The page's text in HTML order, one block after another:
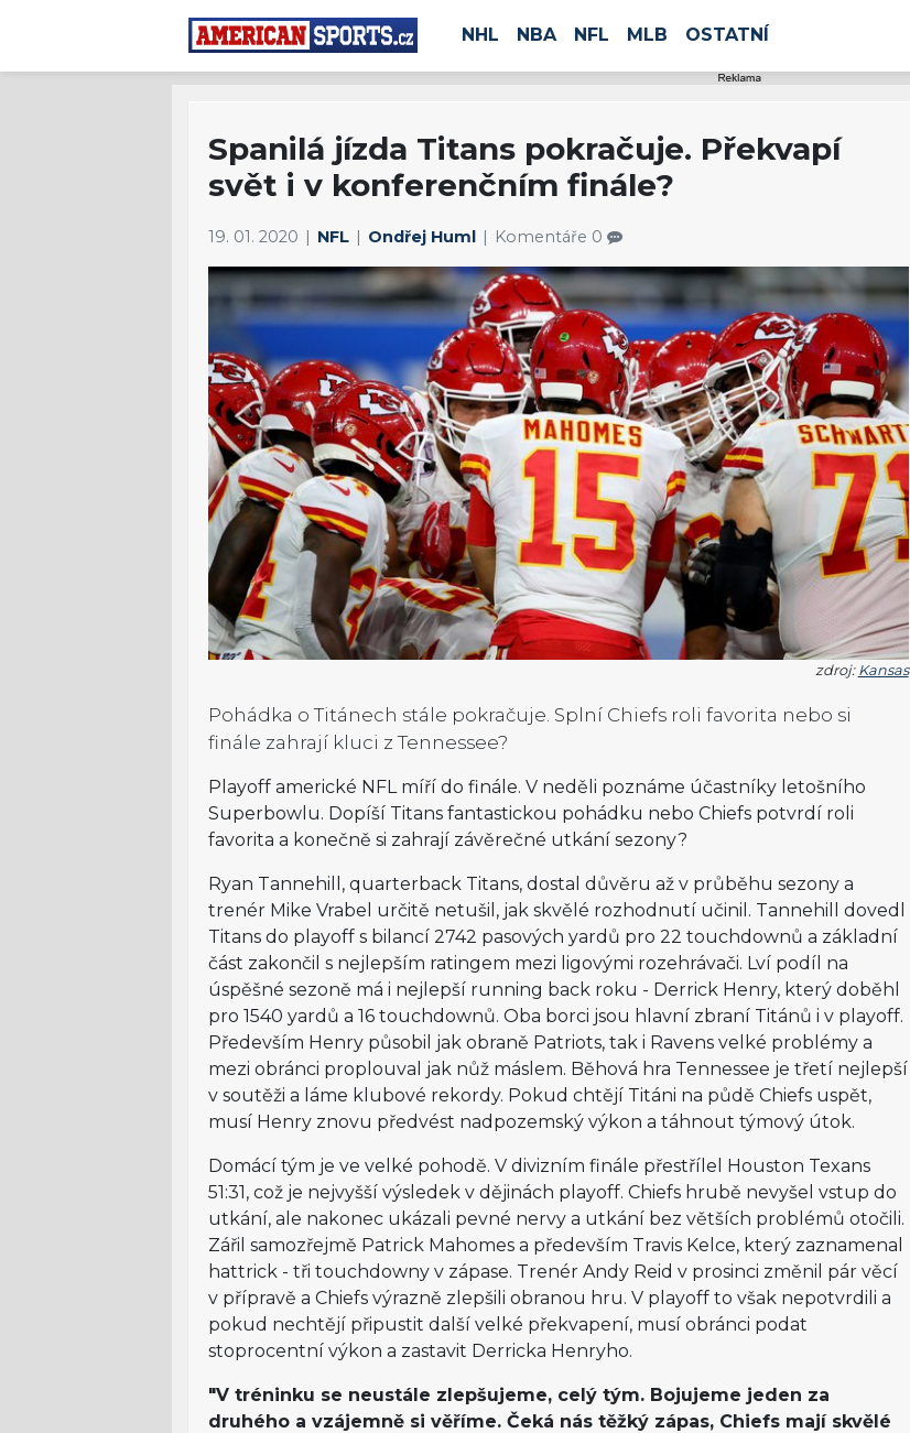
NHL NBA NFL MLB OSTATNÍ
Spanilá jízda Titans pokračuje. Překvapí
svět i v konferenčním finále?
19. 01. 2020 NFL Ondřej Huml 0
zdroj: Kansas
Pohádka o Titánech stále pokračuje. Splní Chiefs roli favorita nebo si
finále zahrají kluci z Tennessee?
Playoff americké NFL míří do finále. V neděli poznáme účastníky letošního
Superbowlu. Dopíší Titans fantastickou pohádku nebo Chiefs potvrdí roli
favorita a konečně si zahrají závěrečné utkání sezony?
Ryan Tannehill, quarterback Titans, dostal důvěru až v průběhu sezony a
trenér Mike Vrabel určitě netušil, jak skvělé rozhodnutí učinil. Tannehill dovedl
Titans do playoff s bilancí 2742 pasových yardů pro 22 touchdownů a základní
část zakončil s nejlepším ratingem mezi ligovými rozehrávači. Lví podíl na
úspěšné sezoně má i nejlepší running back roku - Derrick Henry, který doběhl
pro 1540 yardů a 16 touchdownů. Oba borci jsou hlavní zbraní Titánů i v playoff.
Především Henry působil jak obraně Patriots, tak i Ravens velké problémy a
mezi obránci proplouval jak nůž máslem. Běhová hra Tennessee je třetí nejlepší
v soutěži a láme klubové rekordy. Pokud chtějí Titáni na půdě Chiefs uspět,
musí Henry znovu předvést nadpozemský výkon a táhnout týmový útok.
Domácí tým je ve velké pohodě. V divizním finále přestřílel Houston Texans
51:31, což je nejvyšší výsledek v dějinách playoff. Chiefs hrubě nevyšel vstup do
utkání, ale nakonec ukázali pevné nervy a utkání bez větších problémů otočili.
Zářil samozřejmě Patrick Mahomes a především Travis Kelce, který zaznamenal
hattrick - tři touchdowny v zápase. Trenér Andy Reid v prosinci změnil pár věcí
v přípravě a Chiefs výrazně zlepšili obranou hru. V playoff to však nepotvrdili a
pokud nechtějí připustit další velké překvapení, musí obránci podat
stoprocentní výkon a zastavit Derricka Henryho.
"V tréninku se neustále zlepšujeme, celý tým. Bojujeme jeden za
druhého a vzájemně si věříme. Čeká nás těžký zápas, Chiefs mají skvělé